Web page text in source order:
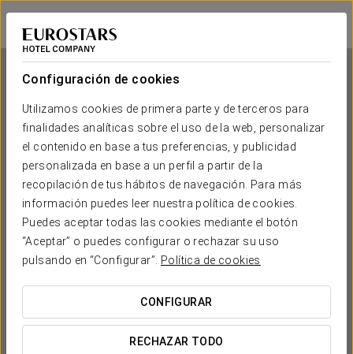
Configuración de cookies
Utilizamos cookies de primera parte y de terceros para
finalidades analíticas sobre el uso de la web, personalizar
el contenido en base a tus preferencias, y publicidad
personalizada en base a un perfil a partir de la
recopilación de tus hábitos de navegación. Para más
información puedes leer nuestra política de cookies.
Puedes aceptar todas las cookies mediante el botón
“Aceptar” o puedes configurar o rechazar su uso
pulsando en “Configurar”.
Política de cookies
CONFIGURAR
RECHAZAR TODO
Eurostars Blue Coruña
A CORUÑA
Eurostars Blue Coruña
A CORUÑA
¿CUÁNDO QUIERES IR?